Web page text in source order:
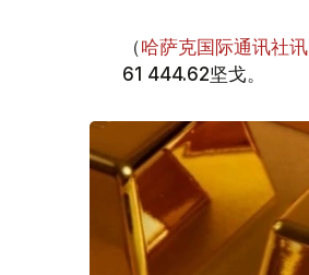
（哈萨克国际通讯社讯
61 444.62坚戈。